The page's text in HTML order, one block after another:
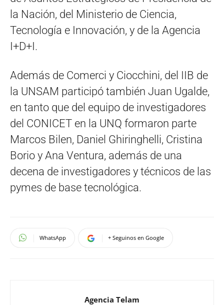
la Nación, del Ministerio de Ciencia,
Tecnología e Innovación, y de la Agencia
I+D+I.
Además de Comerci y Ciocchini, del IIB de
la UNSAM participó también Juan Ugalde,
en tanto que del equipo de investigadores
del CONICET en la UNQ formaron parte
Marcos Bilen, Daniel Ghiringhelli, Cristina
Borio y Ana Ventura, además de una
decena de investigadores y técnicos de las
pymes de base tecnológica.
WhatsApp + Seguinos en Google
Agencia Telam